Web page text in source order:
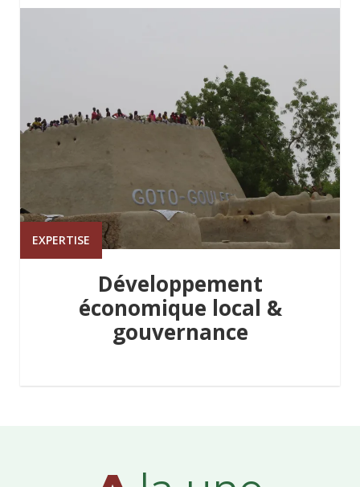
EXPERTISE
Développement
économique local &
gouvernance